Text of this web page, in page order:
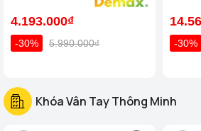
4.193.000₫
-30% 5.990.000₫ -30%
Khóa Vân Tay Thông Minh